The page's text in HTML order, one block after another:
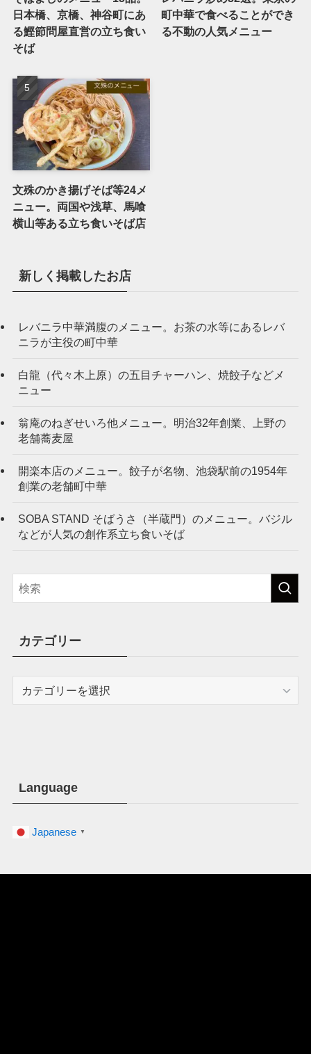
日本橋、京橋、神谷町にあ
る鰹節問屋直営の立ち食い
そば
町中華で食べることができ
る不動の人気メニュー
文殊のかき揚げそば等24メ
ニュー。両国や浅草、馬喰
横山等ある立ち食いそば店
新しく掲載したお店
レバニラ中華満腹のメニュー。お茶の水等にあるレバ
ニラが主役の町中華
白龍（代々木上原）の五目チャーハン、焼餃子などメ
ニュー
翁庵のねぎせいろ他メニュー。明治32年創業、上野の
老舗蕎麦屋
開楽本店のメニュー。餃子が名物、池袋駅前の1954年
創業の老舗町中華
SOBA STAND そばうさ（半蔵門）のメニュー。バジル
などが人気の創作系立ち食いそば
カテゴリー
Language
Japanese ▼